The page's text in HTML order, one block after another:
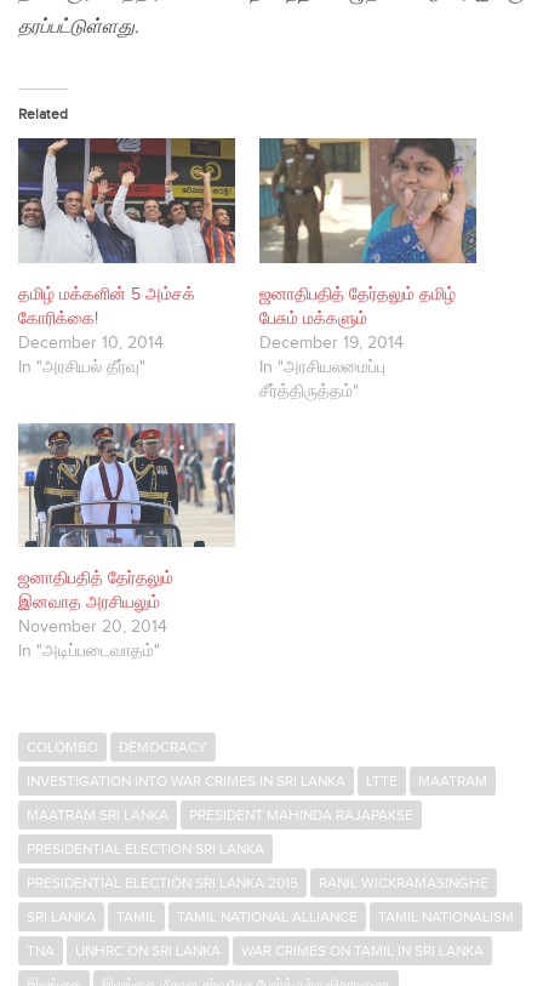
தரப்பட்டுள்ளது.
Related
தமிழ் மக்களின் 5 அம்சக்
கோரிக்கை!
December 10, 2014
In "அரசியல் தீர்வு"
ஜனாதிபதித் தேர்தலும் தமிழ்
பேசும் மக்களும்
December 19, 2014
In "அரசியலமைப்பு
சீர்த்திருத்தம்"
ஜனாதிபதித் தேர்தலும்
இனவாத அரசியலும்
November 20, 2014
In "அடிப்படைவாதம்"
COLOMBO
DEMOCRACY
INVESTIGATION INTO WAR CRIMES IN SRI LANKA
LTTE
MAATRAM
MAATRAM SRI LANKA
PRESIDENT MAHINDA RAJAPAKSE
PRESIDENTIAL ELECTION SRI LANKA
PRESIDENTIAL ELECTION SRI LANKA 2015
RANIL WICKRAMASINGHE
SRI LANKA
TAMIL TAMIL NATIONAL ALLIANCE
TAMIL NATIONALISM
TNA
UNHRC ON SRI LANKA
WAR CRIMES ON TAMIL IN SRI LANKA